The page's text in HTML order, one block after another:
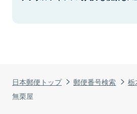
日本郵便トップ 郵便番号検索 栃
無栗屋